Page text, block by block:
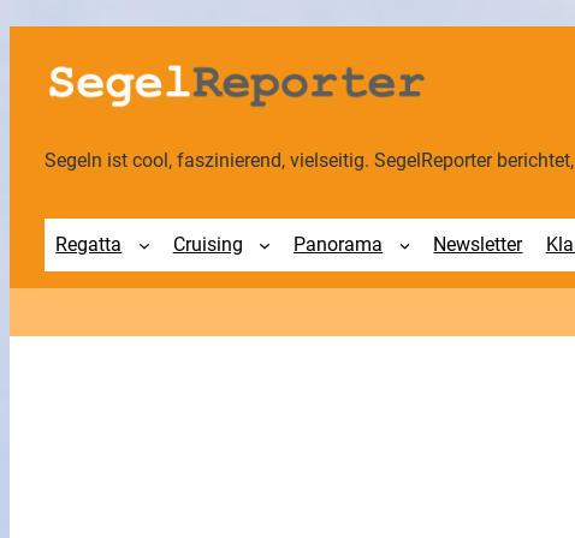
Zum
Inhalt
springen
Segeln ist cool, faszinierend, vielseitig. SegelReporter
Regatta Cruising Panorama Newsletter